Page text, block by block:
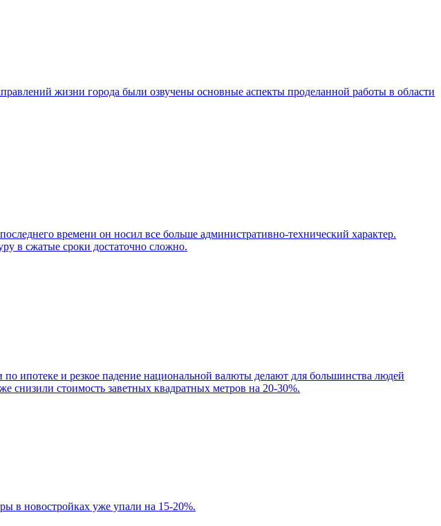
жизни города были озвучены основные аспекты проделанной работы в области
времени он носил все больше административно-технический характер.
в сжатые сроки достаточно сложно.
ипотеке и резкое падение национальной валюты делают для большинства людей
снизили стоимость заветных квадратных метров на 20-30%.
в новостройках уже упали на 15-20%.